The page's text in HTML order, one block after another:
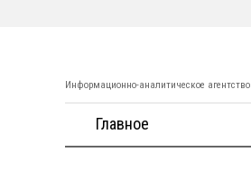
Информационно-аналитическое агентство
Главное